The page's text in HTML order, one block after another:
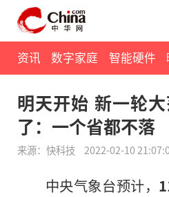
资讯 数字家庭 智能硬件
明天开始 新一轮
了：一个省都不落
来源：快科技 2022-02-10
中央气象台预计，